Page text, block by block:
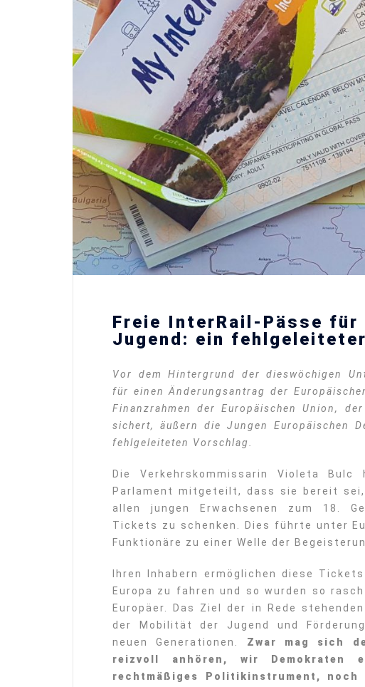
Freie InterRail-Pässe für
Jugend: ein
Vor dem Hintergrund der dieswöchigen
für einen Änderungsantrag der
Finanzrahmen der Europäischen Union,
sichert, äußern die Jungen Europäischen
fehlgeleiteten Vorschlag.
Die Verkehrskommissarin Violeta Bulc
Parlament mitgeteilt, dass sie bereit
allen jungen Erwachsenen zum 18.
Tickets zu schenken. Dies führte unter
Funktionäre zu einer Welle der
Ihren Inhabern ermöglichen diese
Europa zu fahren und so wurden so
Europäer. Das Ziel der in Rede
der Mobilität der Jugend und
neuen Generationen. Zwar mag sich
reizvoll anhören, wir Demokraten
rechtmäßiges Politikinstrument, noch